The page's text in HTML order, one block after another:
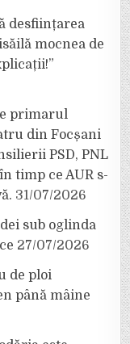
desființarea
mocnea de
primarul
din Focșani
PSD, PNL
timp ce AUR s-
31/07/2026
sub oglinda
27/07/2026
de ploi
până mâine